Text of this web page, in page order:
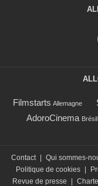
Filmstarts Allemagne
AdoroCinema Brésil
Contact | Qui sommes-
Politique de cookies |
Revue de presse
|